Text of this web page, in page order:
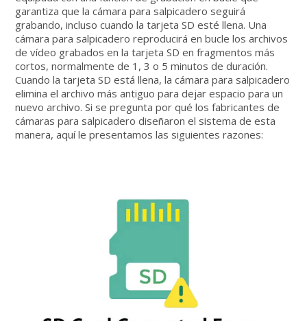
garantiza que la cámara para salpicadero seguirá
grabando, incluso cuando la tarjeta SD esté llena. Una
cámara para salpicadero reproducirá en bucle los archivos
de vídeo grabados en la tarjeta SD en fragmentos más
cortos, normalmente de 1, 3 o 5 minutos de duración.
Cuando la tarjeta SD está llena, la cámara para salpicadero
elimina el archivo más antiguo para dejar espacio para un
nuevo archivo. Si se pregunta por qué los fabricantes de
cámaras para salpicadero diseñaron el sistema de esta
manera, aquí le presentamos las siguientes razones: